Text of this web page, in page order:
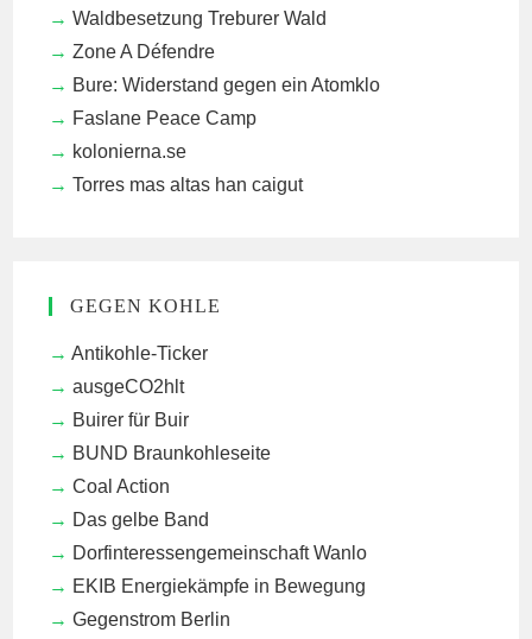
Waldbesetzung Treburer Wald
Zone A Défendre
Bure: Widerstand gegen ein Atomklo
Faslane Peace Camp
kolonierna.se
Torres mas altas han caigut
GEGEN KOHLE
Antikohle-Ticker
ausgeCO2hlt
Buirer für Buir
BUND Braunkohleseite
Coal Action
Das gelbe Band
Dorfinteressengemeinschaft Wanlo
EKIB Energiekämpfe in Bewegung
Gegenstrom Berlin